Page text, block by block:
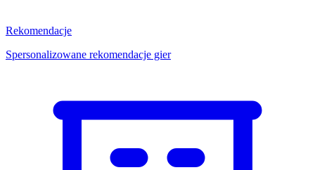
Rekomendacje
Spersonalizowane rekomendacje gier